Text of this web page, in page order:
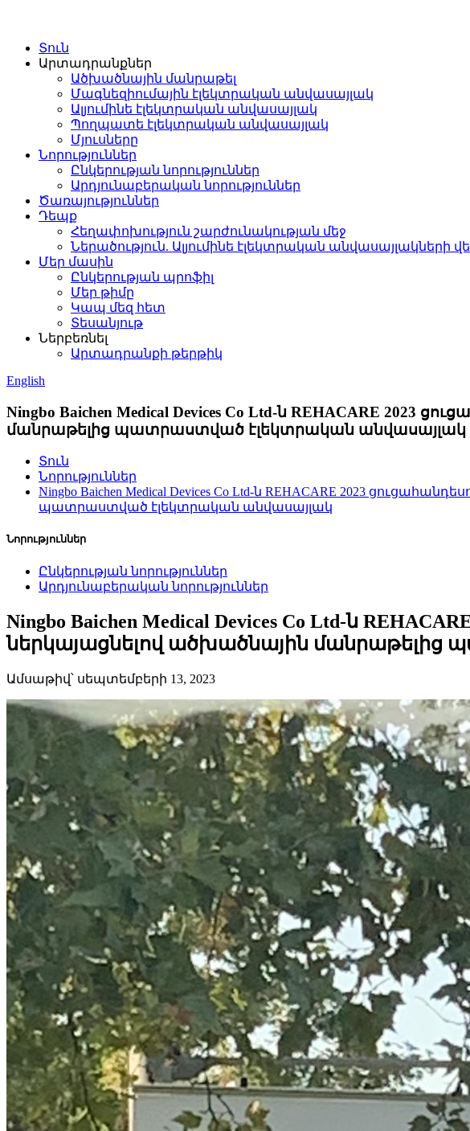
Տուն
Արտադրանքներ
Ածխածնային մանրաթել
Մագնեզիումային էլեկտրական անվասայլակ
Ալյումինե էլեկտրական անվասայլակ
Պողպատե էլեկտրական անվասայլակ
Մյուսները
Նորություններ
Ընկերության նորություններ
Արդյունաբերական նորություններ
Ծառայություններ
Դեպք
Հեղափոխություն շարժունակության մեջ
Ներածություն. Ալյումինե էլեկտրական անվասայլակների
Մեր մասին
Ընկերության պրոֆիլ
Մեր թիմը
Կապ մեզ հետ
Տեսանյութ
Ներբեռնել
Արտադրանքի թերթիկ
English
Ningbo Baichen Medical Devices Co Ltd-ն REHACARE
մանրաթելից պատրաստված էլեկտրական անվասայլակ
Տուն
Նորություններ
Ningbo Baichen Medical Devices Co Ltd-ն REHACARE 2023
պատրաստված էլեկտրական անվասայլակ
Նորություններ
Ընկերության նորություններ
Արդյունաբերական նորություններ
Ningbo Baichen Medical Devices Co Ltd-ն
ներկայացնելով ածխածնային
Ամսաթիվ՝ սեպտեմբերի 13, 2023